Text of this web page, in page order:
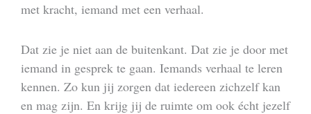
met kracht, iemand met een verhaal.
Dat zie je niet aan de buitenkant. Dat zie je door met
iemand in gesprek te gaan. Iemands verhaal te leren
kennen. Zo kun jij zorgen dat iedereen zichzelf kan
en mag zijn. En krijg jij de ruimte om ook écht jezelf